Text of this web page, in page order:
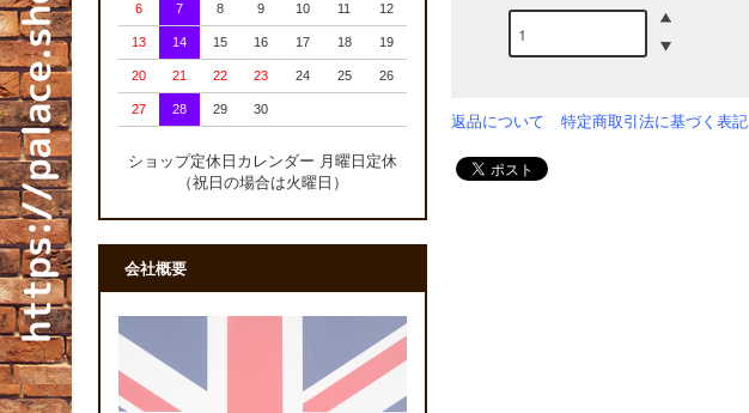
返品について 特定商取引法に基づく表記
6 7 8 9 10 11 12
13 14 15 16 17 18 19
20 21 22 23 24 25 26
27 28 29 30
ショップ定休日カレンダー 月曜日定休
（祝日の場合は火曜日）
会社概要